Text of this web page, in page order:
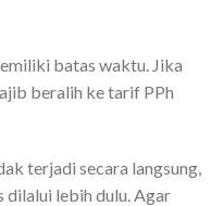
batas waktu. Jika
beralih ke tarif PPh
terjadi secara langsung,
dilalui lebih dulu. Agar